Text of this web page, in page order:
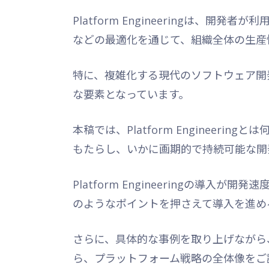
Platform Engineeringは、開発者が利
などの最適化を通じて、組織全体の生
特に、複雑化する現代のソフトウェア
な要素となっています。
本稿では、Platform Engineeringとは
もたらし、いかに画期的で持続可能な
Platform Engineeringの導入が開発速
のようなポイントを押さえて導入を進
さらに、具体的な事例を取り上げなが
ら、プラットフォーム戦略の全体像を